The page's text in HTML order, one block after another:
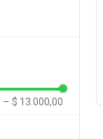
– $ 13.000,00